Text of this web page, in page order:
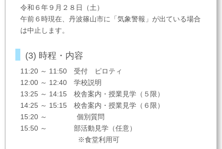
令和６年９月２８日（土）
午前６時現在、丹波篠山市に「気象警報」が出ている場合
は中止します。
(3) 時程・内容
11:20 ～ 11:50 受付 ピロティ
12:00 ～ 12:40 学校説明
13:25 ～ 14:15 校舎案内・授業見学（５限）
14:25 ～ 15:15 校舎案内・授業見学（６限）
15:20 ～ 個別質問
15:50 ～ 部活動見学（任意）
※食堂利用可